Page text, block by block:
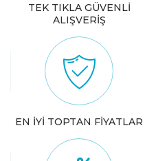
TEK TIKLA GÜVENLİ
ALIŞVERİŞ
EN İYİ TOPTAN FİYATLAR